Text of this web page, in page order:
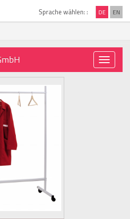
Sprache wählen: : DE EN
Toggle